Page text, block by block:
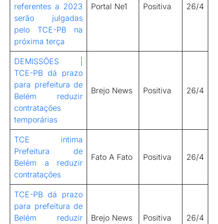
referentes a 2023
serão julgadas
pelo TCE-PB na
próxima terça
Portal Ne1 Positiva 26/4
DEMISSÕES |
TCE-PB dá prazo
para prefeitura de
Belém reduzir
contratações
temporárias
Brejo News Positiva 26/4
TCE intima
Prefeitura de
Belém a reduzir
contratações
Fato A Fato Positiva 26/4
TCE-PB dá prazo
para prefeitura de
Belém reduzir
Brejo News Positiva 26/4